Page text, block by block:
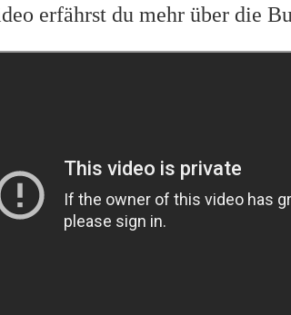
erfährst du mehr über die